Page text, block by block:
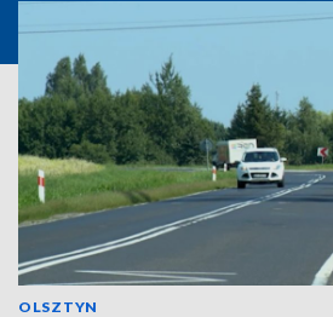
OLSZTYN